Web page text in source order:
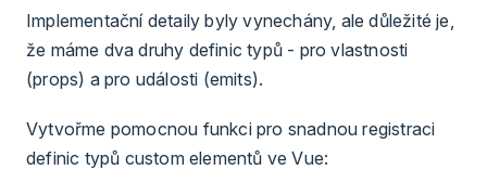
Implementační detaily byly vynechány, ale důležité je,
že máme dva druhy definic typů - pro vlastnosti
(props) a pro události (emits).
Vytvořme pomocnou funkci pro snadnou registraci
definic typů custom elementů ve Vue: